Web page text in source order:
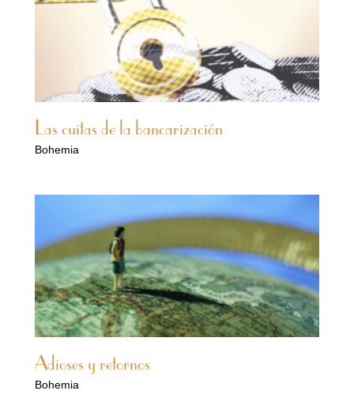
Las cuitas de la bancarización
Bohemia
Adioses y retornos
Bohemia